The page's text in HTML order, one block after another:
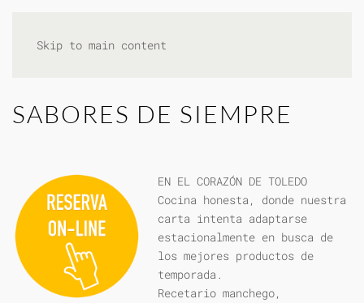
Skip to main content
SABORES DE SIEMPRE
EN EL CORAZÓN DE TOLEDO
Cocina honesta, donde nuestra
carta intenta adaptarse
estacionalmente en busca de
los mejores productos de
temporada.
Recetario manchego,